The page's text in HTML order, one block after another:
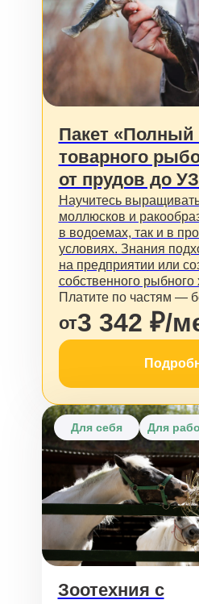
Пакет «Полный
товарного
от прудов до
Научитесь
моллюсков и
в водоемах, так и в
условиях. Знания
на предприятии или
собственного рыбного
Платите по частям —
от3 342 ₽/
Для себя Для
Зоотехния с